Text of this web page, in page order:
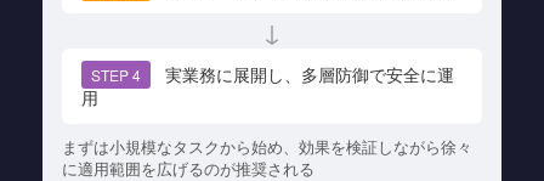
↓
STEP 4
実業務に展開し、多層防御で安全に運
用
まずは小規模なタスクから始め、効果を検証しながら徐々
に適用範囲を広げるのが推奨される